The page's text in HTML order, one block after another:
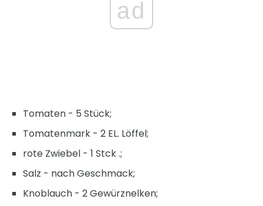
ad
Tomaten - 5 Stück;
Tomatenmark - 2 EL. Löffel;
rote Zwiebel - 1 Stck .;
Salz - nach Geschmack;
Knoblauch - 2 Gewürznelken;